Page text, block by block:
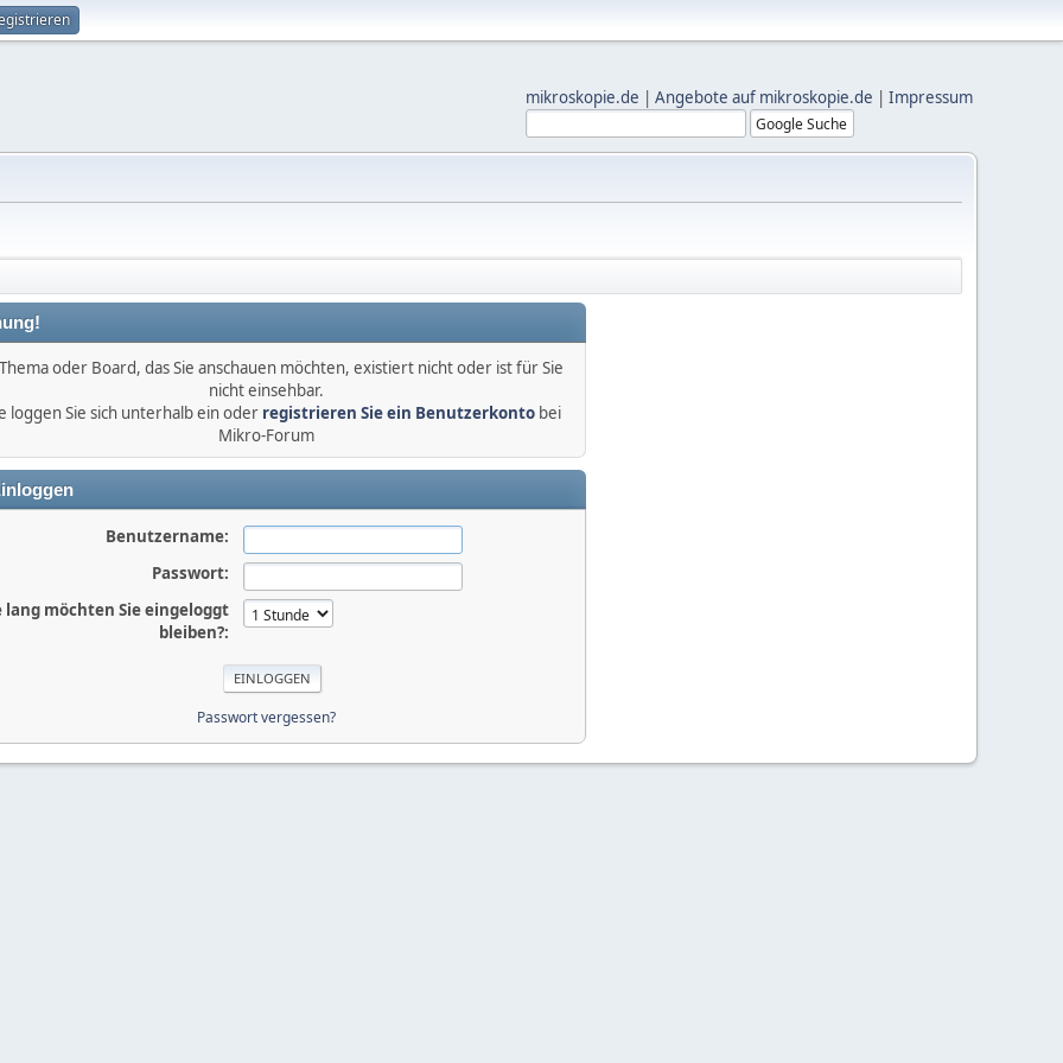
mikroskopie.de | Angebote auf mikroskopie.de | Impressum
oder Board, das Sie anschauen möchten, existiert nicht oder ist für Sie
nicht einsehbar.
loggen Sie sich unterhalb ein oder registrieren Sie ein Benutzerkontobei
Mikro-Forum
Benutzername:
Passwort:
lang möchten Sie eingeloggt
bleiben?:
Passwort vergessen?